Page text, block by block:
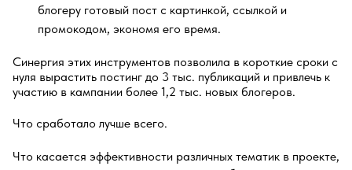
блогеру готовый пост с картинкой, ссылкой и
промокодом, экономя его время.
Синергия этих инструментов позволила в короткие сроки с
нуля вырастить постинг до 3 тыс. публикаций и привлечь к
участию в кампании более 1,2 тыс. новых блогеров.
Что сработало лучше всего.
Что касается эффективности различных тематик в проекте,